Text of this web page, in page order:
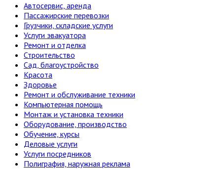
Автосервис, аренда
Пассажирские перевозки
Грузчики, складские услуги
Услуги эвакуатора
Ремонт и отделка
Строительство
Сад, благоустройство
Красота
Здоровье
Ремонт и обслуживание техники
Компьютерная помощь
Монтаж и установка техники
Оборудование, производство
Обучение, курсы
Деловые услуги
Услуги посредников
Полиграфия, наружная реклама